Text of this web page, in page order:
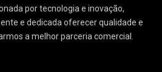
por tecnologia e inovação,
e dedicada oferecer qualidade e
a melhor parceria comercial.